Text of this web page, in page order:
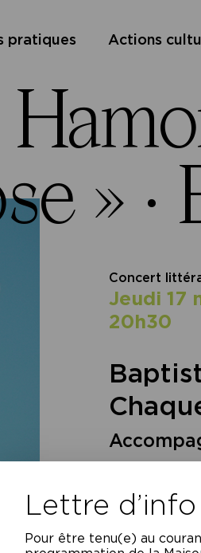
pratiques Actions
» ·
Concert
jeudi 17
20h30
Festival
Lettre d’info
Pour être tenu(e) au